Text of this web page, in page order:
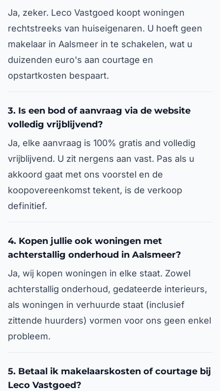
Ja, zeker. Leco Vastgoed koopt woningen
rechtstreeks van huiseigenaren. U hoeft geen
makelaar in Aalsmeer in te schakelen, wat u
duizenden euro's aan courtage en
opstartkosten bespaart.
3. Is een bod of aanvraag via de website
volledig vrijblijvend?
Ja, elke aanvraag is 100% gratis and volledig
vrijblijvend. U zit nergens aan vast. Pas als u
akkoord gaat met ons voorstel en de
koopovereenkomst tekent, is de verkoop
definitief.
4. Kopen jullie ook woningen met
achterstallig onderhoud in Aalsmeer?
Ja, wij kopen woningen in elke staat. Zowel
achterstallig onderhoud, gedateerde interieurs,
als woningen in verhuurde staat (inclusief
zittende huurders) vormen voor ons geen enkel
probleem.
5. Betaal ik makelaarskosten of courtage bij
Leco Vastgoed?